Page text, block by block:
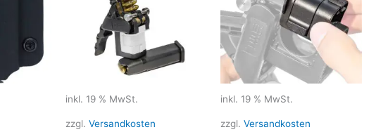
inkl. 19 % MwSt.
zzgl. Versandkosten
inkl. 19 % MwSt.
zzgl.Versandkosten